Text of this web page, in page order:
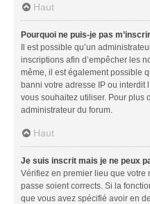
Haut
Pourquoi ne puis-je pas
Il est possible qu’un
inscriptions afin d’empêcher les
même, il est également possible
banni votre adresse IP ou interdit
vous souhaitez utiliser. Pour plus
administrateur du forum.
Haut
Je suis inscrit mais je ne peux
Vérifiez en premier lieu que votre
passe soient corrects. Si la
que vous avez spécifié avoir en